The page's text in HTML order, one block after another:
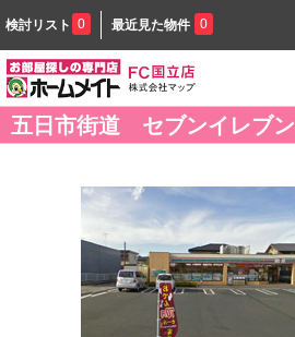
検討リスト 0 最近見た物件 0
五日市街道 セブンイレブン